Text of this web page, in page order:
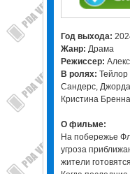
Год выхода:
Жанр: Драма
Режиссер:
В ролях: Тейлор
Сандерс,
Кристина
О фильме:
На побережье
угроза
жители